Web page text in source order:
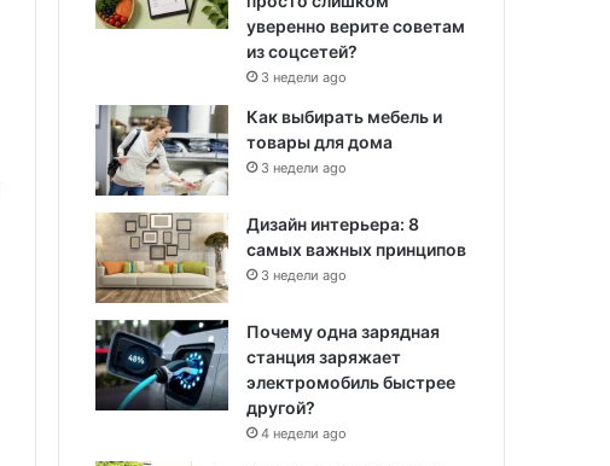
уверенно верите советам
из соцсетей?
3 недели ago
Как выбирать мебель и
товары для дома
3 недели ago
Дизайн интерьера: 8
самых важных принципов
3 недели ago
Почему одна зарядная
станция заряжает
электромобиль быстрее
другой?
4 недели ago